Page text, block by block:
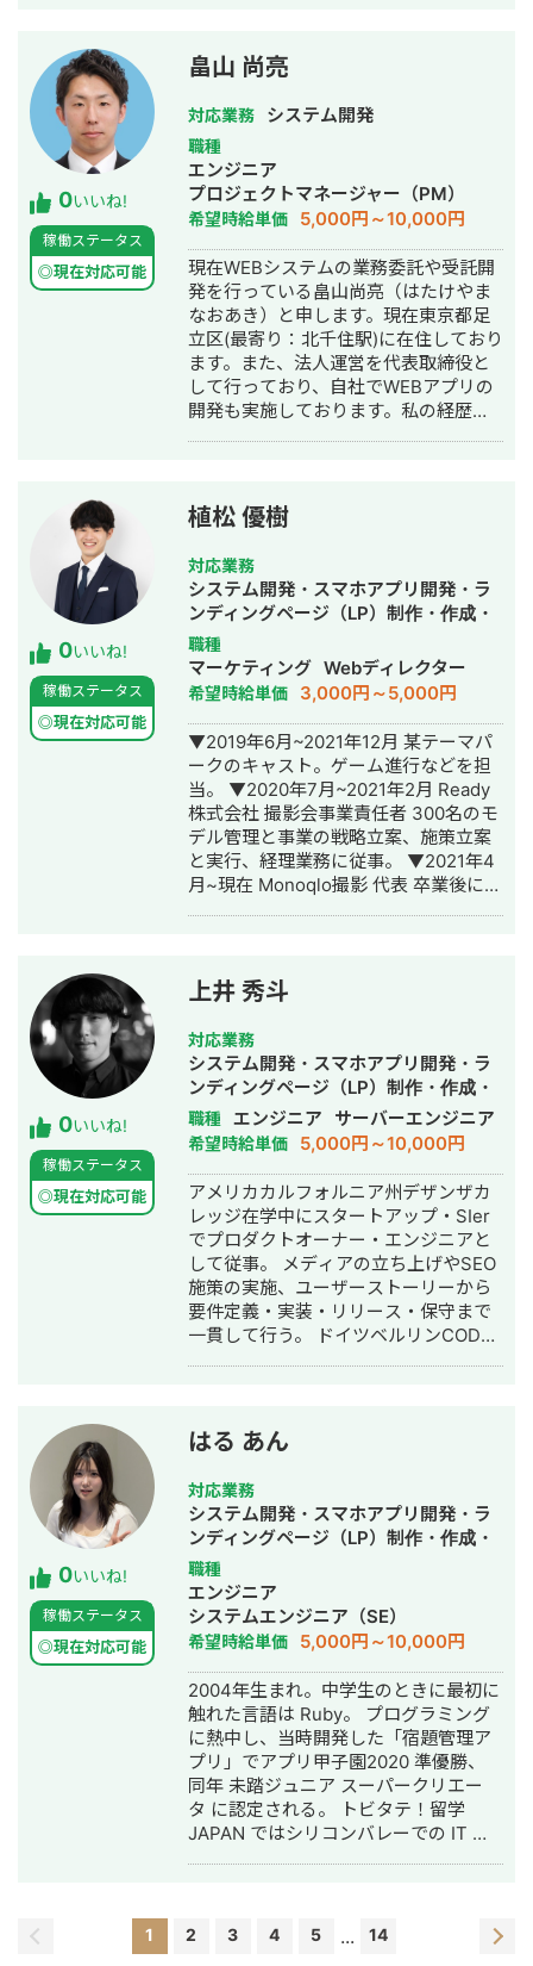
せていただけます。 データを経営の中
心に据えようとお考えの企業様はぜひ
ご相談ください。
国優勝・シリコンバレー短期研修参加
・2018年：メッセージアプリ開発会社
にて、SE兼PMとして従事 ・2019年：
有名大手インターンシップ10社以上参
加（サイバーエージェント、チームラ
ボ、PwC、デロイトなど）
0いいね!
稼働ステータス
◎現在対応可能
畠山 尚亮
対応業務 システム開発
職種
エンジニア
プロジェクトマネージャー（PM）
希望時給単価 5,000円～10,000円
現在WEBシステムの業務委託や受託開
発を行っている畠山尚亮（はたけやま
なおあき）と申します。現在東京都足
立区(最寄り：北千住駅)に在住しており
ます。また、法人運営を代表取締役と
して行っており、自社でWEBアプリの
開発も実施しております。私の経歴と
て）を3年、そして転職後自動運転バス
のシステム開発を約3年行い、この間
WEBシステム開発の副業をしていまし
た。その後フリーランスとなりWEBシ
ステムやアプリ開発のプロジェクトに
業務委託として複数社(6社ほど)アサイ
ンし、フルスタックのプログラマ、
PM、PMOを中心に活動してきまし
た。そのときの主な業務内容として
は、要件定義から設計、日程(WBS)策
定と管理、開発・保守運用までとなっ
ており、WEBシステム開発における一
通りの経験があります。また、大学院
では留学していた経験もあり、英語を
用いた業務にも抵抗ありません。 WEB
システム開発の代表的な開発経験およ
び実績としては、 ・暗号通貨の取引管
理システムの構築（JPYC様、PMOお
ステムの開発PoC（JPYC様、PMおよ
びプログラマ） ・Bitcoinの自動売買シ
ステムの開発(DMM Bitcoin様、PMお
よびプログラマ） ・auPayアプリの
GPS位置座標よりおすすめクーポンを
検索するシステムの開発（ベンダー側
PMO） ・医薬品卸業者と薬局で利用す
る医薬品の在庫管理と発注および追跡
システムの開発（ベンダー側PM） ・
セキュリティ基盤のリプレイス開発
PoC(SoftBank様、ベンダー側PM) な
どがあげられます。現在までの開発経
験としてはウォーターフォール型の新
規立ち上げに携わってきたことが多く
あり、分野としては数億行単位のビッ
クデータ処理や分析があげられます。
使用期間が一番長い言語はPythonで次
すもちろんアジャイル開発などでアッ
プデートを繰り返すような開発も問題
ございませんが、0→1のフェーズに馴
染みがあり、コミュニケーションを密
に連携しながら要件を落とさずに開発
を進めることが得意です。 また、個別
でSNSマーケティングのコンサル対応
経験もあり幅広くお手伝いできると考
えております。 ぜひお気軽にご相談く
ださい。 以上よろしくお願いいたしま
す。
0いいね!
稼働ステータス
◎現在対応可能
植松 優樹
対応業務
システム開発・スマホアプリ開発・ラ
ンディングページ（LP）制作・作成・
ECサイト構築・ネットショップ作成代
行・SNS運用代行・ホームページ制
作・作成・動画制作・動画編集
職種
マーケティング Webディレクター
希望時給単価 3,000円～5,000円
▼2019年6月~2021年12月 某テーマパ
ークのキャスト。ゲーム進行などを担
当。 ▼2020年7月~2021年2月 Ready
株式会社 撮影会事業責任者 300名のモ
デル管理と事業の戦略立案、施策立案
と実行、経理業務に従事。 ▼2021年4
月~現在 Monoqlo撮影 代表 卒業後に2
に就任。 ▼2021年8月~ 個人で業務シ
ステム/MAシステムを1名体制で開発
し、中小企業向けにソリューション営
業。 ▼2021年8月~2022年1月 ・医療
特化コンサル企業 美容クリニック2ア
カウント/歯科2アカウントのInstagram
運用代行業務に従事。 ▼2023年1月
~2024年3月 医療機関向け商材を取り
扱う通販企業にてCOOとして事業立ち
上げフェーズを経験。 ▼2024年6月
~2024年11月 フリーランスとして、一
部上場企業の塾/老舗食品メーカー/自動
車メーカーのSNSマーケティングに従
事。 ▼2024年12月 RaaS合同会社を設
立。 ・外部顧問：歯医者の元 院長先生
・CTO：ベンチャー企業 CTO経験者
得意領域は、SNS運用の戦略設計から
提とした業務自動化・業務システム開
発を一気通貫で行う実行力。
0いいね!
稼働ステータス
◎現在対応可能
上井 秀斗
対応業務
システム開発・スマホアプリ開発・ラ
ンディングページ（LP）制作・作成・
SEO対策・記事作成代行・ライティン
グ・ホームページ制作・作成
職種 エンジニア サーバーエンジニア
希望時給単価 5,000円～10,000円
アメリカカルフォルニア州デザンザカ
レッジ在学中にスタートアップ・SIer
でプロダクトオーナー・エンジニアと
して従事。 メディアの立ち上げやSEO
施策の実施、ユーザーストーリーから
要件定義・実装・リリース・保守まで
一貫して行う。 ドイツベルリンCODE
イツ現地法人Webfleet Solutions
(Bridgestone Mobility Solutions)に入
社し車のナビゲーションの開発やアプ
リのモダン化をリードし在籍中にも日
本のクライアントと協業し様々なプロ
ジェクトを進める。 退職後、帰国し企
業との可能性を伴奏しながらテクノロ
ジーを利用してお客様の価値を最大化
することを掲げ株式会社Aperticaを設
立。
0いいね!
稼働ステータス
◎現在対応可能
はる あん
対応業務
システム開発・スマホアプリ開発・ラ
ンディングページ（LP）制作・作成・
ホームページ制作・作成・AI活用
職種
エンジニア
システムエンジニア（SE）
希望時給単価 5,000円～10,000円
2004年生まれ。中学生のときに最初に
触れた言語は Ruby。 プログラミング
に熱中し、当時開発した「宿題管理ア
プリ」でアプリ甲子園2020 準優勝、
同年 未踏ジュニア スーパークリエー
タ に認定される。 トビタテ！留学
JAPAN ではシリコンバレーでの IT 留
2024年に 株式会社あんテク（旧・株
1 2 3 4 5 ... 14